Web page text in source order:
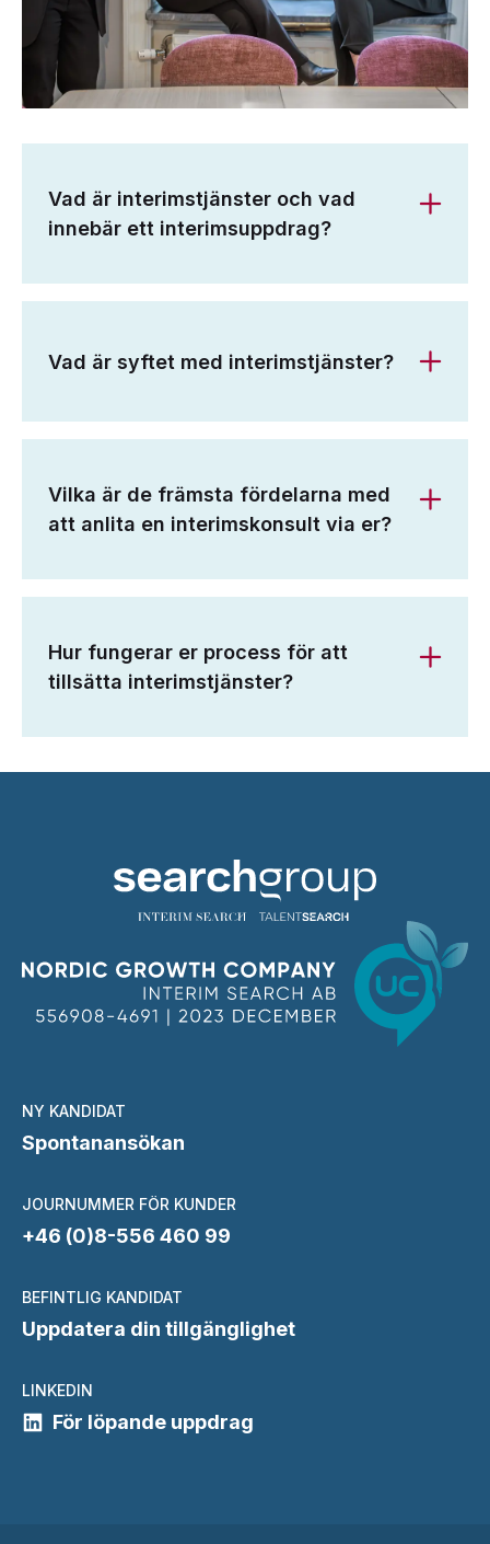
Vad är interimstjänster och vad
innebär ett interimsuppdrag?
Vad är syftet med interimstjänster?
Vilka är de främsta fördelarna med
att anlita en interimskonsult via er?
Hur fungerar er process för att
tillsätta interimstjänster?
NY KANDIDAT
Spontanansökan
JOURNUMMER FÖR KUNDER
+46 (0)8-556 460 99
BEFINTLIG KANDIDAT
Uppdatera din tillgänglighet
LINKEDIN
För löpande uppdrag